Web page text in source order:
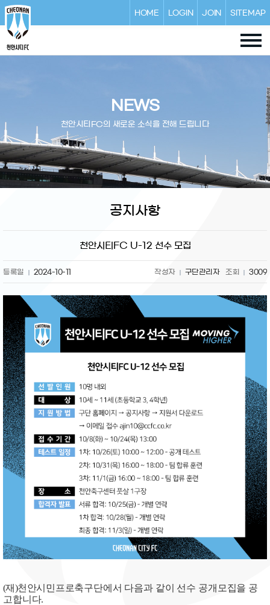
HOME LOGIN JOIN SITEMAP
NEWS
천안시티FC의 새로운 소식을 전해 드립니다
공지사항
천안시티FC U-12 선수 모집
등록일 2024-10-11 작성자 구단관리자 조회 3009
(재)천안시민프로축구단에서 다음과 같이 선수 공개모집을 공
고합니다.